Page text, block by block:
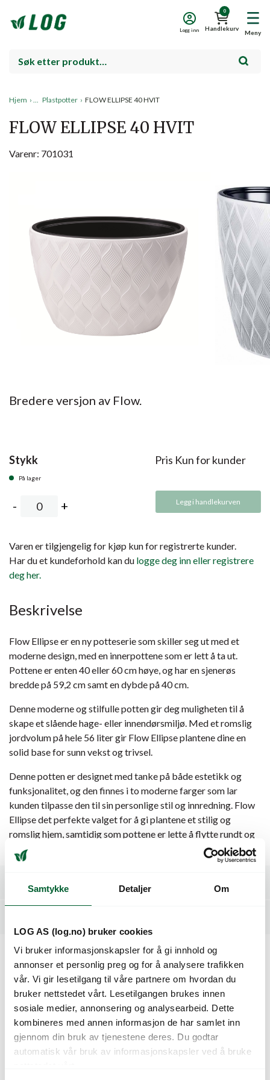
Samtykke Detaljer Om
LOG AS (log.no) bruker cookies
Vi bruker informasjonskapsler for å gi innhold og
annonser et personlig preg og for å analysere trafikken
vår. Vi gir lesetilgang til våre partnere om hvordan du
bruker nettstedet vårt. Lesetilgangen brukes innen
sosiale medier, annonsering og analysearbeid. Dette
kombineres med annen informasjon de har samlet inn
gjennom din bruk av tjenestene deres. Du godtar
automatisk vår bruk av informasjonskapsler ved å bruke
Meny
0
Handlekurv
Logg inn
Hjem › Plastpotter › FLOW ELLIPSE 40 HVIT
FLOW ELLIPSE 40 HVIT
Varenr: 701031
Bredere versjon av Flow.
Stykk
På lager
Pris Kun for kunder
Legg i handlekurven
Varen er tilgjengelig for kjøp kun for registrerte kunder.
Har du et kundeforhold kan du logge deg inn eller registrere
deg her.
Beskrivelse
Flow Ellipse er en ny potteserie som skiller seg ut med et
moderne design, med en innerpottene som er lett å ta ut.
Pottene er enten 40 eller 60 cm høye, og har en sjenerøs
bredde på 59,2 cm samt en dybde på 40 cm.
Denne moderne og stilfulle potten gir deg muligheten til å
skape et slående hage- eller innendørsmiljø. Med et romslig
jordvolum på hele 56 liter gir Flow Ellipse plantene dine en
solid base for sunn vekst og trivsel.
Denne potten er designet med tanke på både estetikk og
funksjonalitet, og den finnes i to moderne farger som lar
kunden tilpasse den til sin personlige stil og innredning. Flow
Ellipse det perfekte valget for å gi plantene et stilig og
romslig hjem, samtidig som pottene er lette å flytte rundt og
oppbevare om vinteren.
Kunder så også på